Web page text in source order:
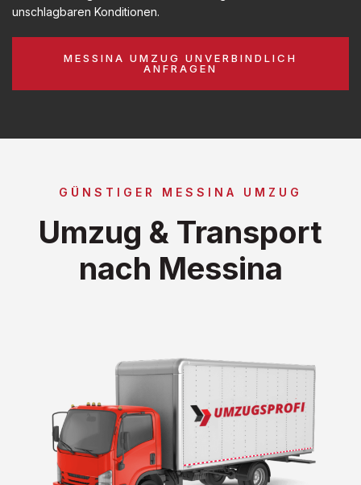
unschlagbaren Konditionen.
MESSINA UMZUG UNVERBINDLICH
ANFRAGEN
GÜNSTIGER MESSINA UMZUG
Umzug & Transport
nach Messina